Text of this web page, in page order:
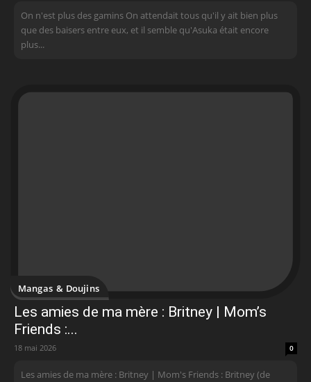
On n'est plus des gamins On attendait tous qu'il y ait bien plus
que des baisers entre eux, et il semble qu'Asuka était encore
plus...
Mangas & Doujins
Les amies de ma mère : Britney | Mom’s
Friends :...
18 mai 2026 0
Les amies de ma mère : Britney | Mom's Friends : Britney (de